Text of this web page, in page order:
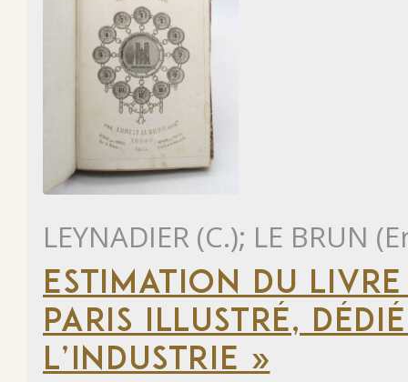
LEYNADIER (C.); LE BRUN
ESTIMATION DU
PARIS ILLUSTRÉ,
L’INDUSTRIE »